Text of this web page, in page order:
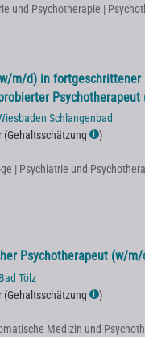
und Psychotherapie |
m/d) in fortgeschrittener
Schlangenbad
(Gehaltsschätzung ℹ )
| Psychiatrie und
Psychotherapeut (w/
Tölz
(Gehaltsschätzung ℹ )
Medizin und